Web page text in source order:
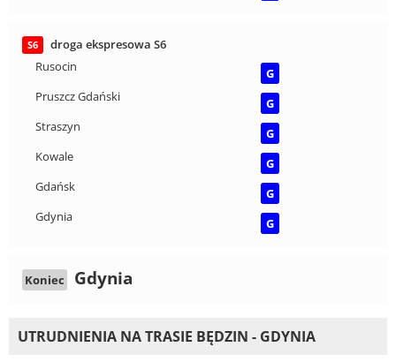
S6
droga ekspresowa S6
Rusocin
G
Pruszcz Gdański
G
Straszyn
G
Kowale
G
Gdańsk
G
Gdynia
G
Koniec Gdynia
UTRUDNIENIA NA TRASIE BĘDZIN - GDYNIA